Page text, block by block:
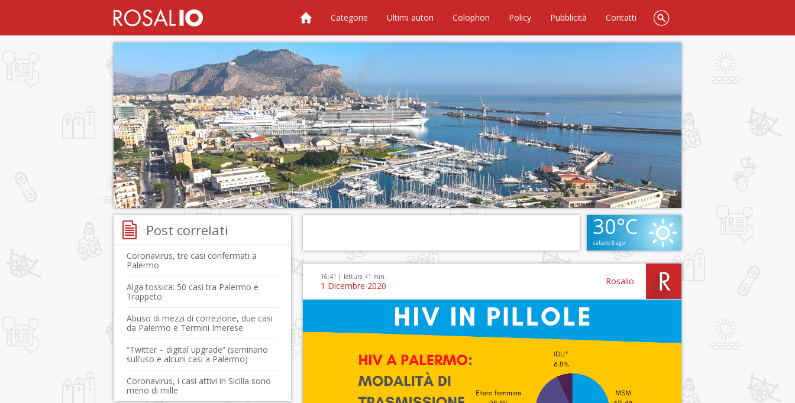
Categorie Ultimi autori Colophon Policy Pubblicità Contatti
30°C
sabato 8 ago
16:41 | lettura <1 min.
1 Dicembre 2020 Rosalio
Post correlati
Coronavirus, tre casi confermati a
Palermo
Alga tossica: 50 casi tra Palermo e
Trappeto
Abuso di mezzi di correzione, due casi
da Palermo e Termini Imerese
“Twitter – digital upgrade” (seminario
sull’uso e alcuni casi a Palermo)
Coronavirus, i casi attivi in Sicilia sono
meno di mille